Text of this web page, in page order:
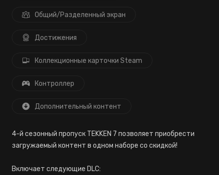
Общий/Разделенный экран
Достижения
Коллекционные карточки Steam
Контроллер
Дополнительный контент
4-й сезонный пропуск TEKKEN 7 позволяет приобрести
загружаемый контент в одном наборе со скидкой!
Включает следующие DLC: